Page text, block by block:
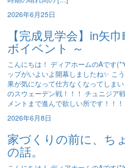
2026年6月25日
【完成見学会】in矢
ボイベント ～
こんにちは！ ディアホームのAです
ップがいよいよ開幕しましたね✨ こ
果が気になって仕方なくなってしま
のスウェーデン戦！！！ チュニジア
メントまで進んで欲しい所です！！
2026年6月8日
家づくりの前に、ち
の話。